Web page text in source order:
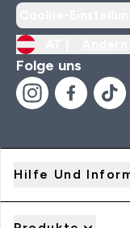
Folge uns
Hilfe Und